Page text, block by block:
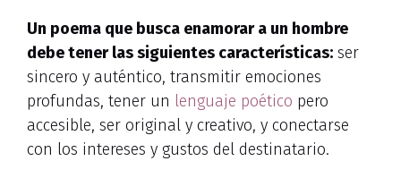
Un poema que busca enamorar a un hombre
debe tener las siguientes características: ser
sincero y auténtico, transmitir emociones
profundas, tener un lenguaje poético pero
accesible, ser original y creativo, y conectarse
con los intereses y gustos del destinatario.